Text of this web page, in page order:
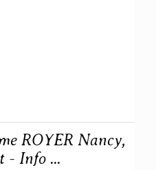
ROYER Nancy,
- Info ...